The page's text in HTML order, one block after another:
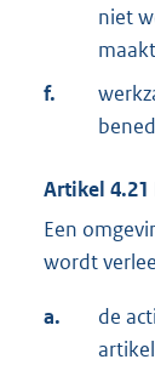
niet
f.
Artikel 4.21
Een
wordt
a.
de
artikel